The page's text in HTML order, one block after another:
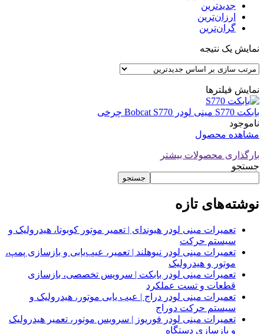
جدیدترین
ارزان‌ترین
گران‌ترین
نمایش یک نتیجه
نمایش فیلترها
بابکت S770 مینی لودر Bobcat S770 چرخی
ناموجود
مشاهده محصول
بارگذاری محصولات بیشتر
جستجو
جستجو
نوشته‌های تازه
تعمیرات مینی لودر هیوندای | تعمیر موتور کوبوتا، هیدرولیک و
سیستم حرکت
تعمیرات مینی لودر نیوهلند | تعمیر، عیب‌یابی و بازسازی پمپ،
موتور و هیدرولیک
تعمیرات مینی لودر بابکت | سرویس تخصصی، بازسازی
قطعات و تست عملکرد
تعمیرات مینی لودر دراج | عیب یابی موتور، هیدرولیک و
سیستم حرکت دوراج
تعمیرات مینی لودر فوریوز | سرویس موتور، تعمیر هیدرولیک
و بازسازی دستگاه